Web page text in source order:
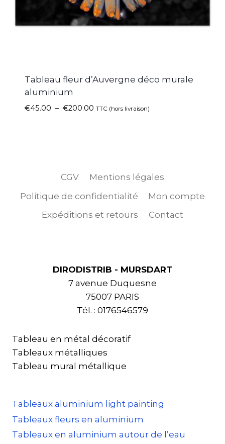
Tableau fleur d’Auvergne déco murale
aluminium
€45.00 – €200.00 TTC (hors livraison)
CGV
Mentions légales
Politique de confidentialité
Mon compte
Expéditions et retours
Contact
DIRODISTRIB - MURSDART
7 avenue Duquesne
75007 PARIS
Tél. : 0176546579
Tableau en métal décoratif
Tableaux métalliques
Tableau mural métallique
Tableaux aluminium light painting
Tableaux fleurs en aluminium
Tableaux en aluminium autour de l’eau